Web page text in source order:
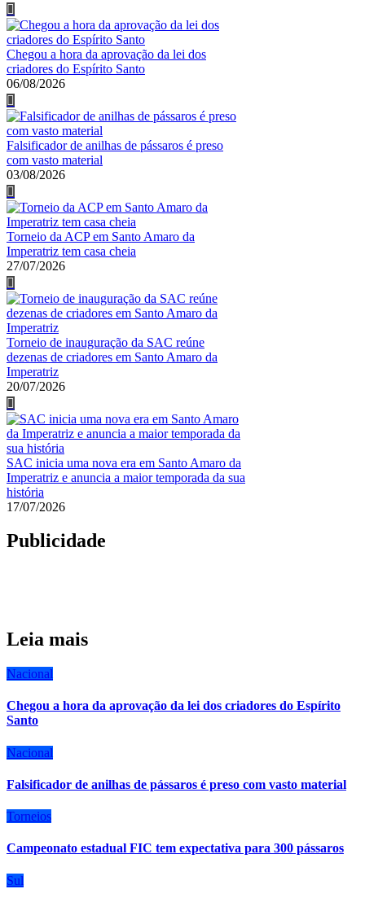
Chegou a hora da aprovação da lei dos
criadores do Espírito Santo
06/08/2026
Falsificador de anilhas de pássaros é preso
com vasto material
03/08/2026
Torneio da ACP em Santo Amaro da
Imperatriz tem casa cheia
27/07/2026
Torneio de inauguração da SAC reúne
dezenas de criadores em Santo Amaro da
Imperatriz
20/07/2026
SAC inicia uma nova era em Santo Amaro da
Imperatriz e anuncia a maior temporada da sua
história
17/07/2026
Publicidade
Leia mais
Nacional
Chegou a hora da aprovação da lei dos criadores do Espírito
Santo
Nacional
Falsificador de anilhas de pássaros é preso com vasto material
Torneios
Campeonato estadual FIC tem expectativa para 300 pássaros
Sul